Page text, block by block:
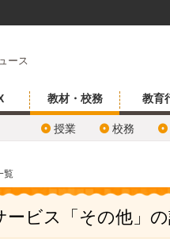
ース
教材・校務
授業 校務
教育
覧
ービス「その他」